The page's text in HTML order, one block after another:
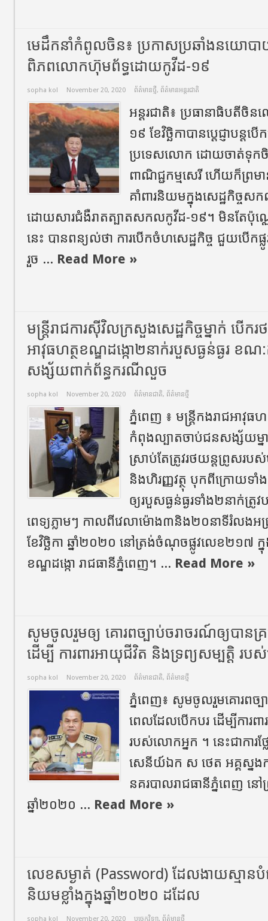
មេដឹកនាំកំពូលចិន៖ ប្រកាស​ប្រឆាំង​នយោបា
ពិភពលោក​ហ៊ុមព័ទ្ធ​ដោយ​កូ​វីដ​-១៩
sopha kol November 20, 2020 ព័ត៌មានថ្មី, ព័ត៌មានអន្តរជាតិ
អន្តរជាតិ៖ ​ប្រធានាធិបតីចិ
១៩ ខែវិច្ឆិកាបាន​ប្តេជ្ញា​បន្
ប្រទេស​លោក ​ដោយ​ចាត់ទុក​ចិ
ពាណិជ្ជកម្ម​សេរី ហើយក៏​ព្រ
គាំពារ​និយម​ក្នុង​សេដ្ឋកិច្ច​
ដោយសារ​ជំងឺ​រាតត្បាត​សកល​កូ​វីដ​-១៩​។ មិនតែប៉ុណ្
នេះ បានពន្យល់ថា ការបើកចំហ​សេដ្ឋកិច្ច ជួយ​បើក
រួច ... Read More »
មន្រ្តីរាជការស៊ីវិលក្រសួងសេដ្ឋកិច្ច​ម្នាក់​ បេីក
អាវុធហត្ថខណ្ឌដង្កោ២នាក់របួសធ្ងន់ធ្ងរ ខ
សង្ស័យពាក់ព័ន្ធករណីលួច
sopha kol November 20, 2020 ព័ត៌មានជាតិ, ព័ត៌មានថ្មី
ភ្នំពេញ​ ៖​ មន្ត្រីកងរាជអាវុ
កំពុងល្បាតចាប់ជនសង្ស័យម្
ស្រាប់តែត្រូវរថយន្តព្រូសរប
និងហិរញ្ញវត្ថុ បុកពីក្រោយ
ឲ្យរបួសធ្ងន់ធ្ងរទាំង២នាក់ត្រូ
ពេទ្យភ្លាមៗ​ កាលពីវេលាម៉ោង៣​និង២០នាទីរំលងអ
ខែវិច្ឆិកា ឆ្នាំ​២០២០ នៅត្រង់ចំណុចផ្លូវលេខ២១៧ ក្
ខណ្ឌដង្កោ រាជធានីភ្នំពេញ។ ... Read More »
សូមចូលរួមឲ្យ គោរពច្បាប់ចរាចរណ៍ឲ្យបានគ្
ដើម្បី ការពារអាយុជីវិត និងទ្រព្យសម្បត្តិ រ
sopha kol November 20, 2020 ព័ត៌មានជាតិ, ព័ត៌មានថ្មី
ភ្នំពេញ៖ សូមចូលរួមគោរពច្ប
ពេលដែលបើកបរ ដើម្បីការព
របស់លោកអ្នក ។ នេះជាការ
សេនីយ៍ឯក​ ស​ ថេត​ អគ្គស្នងក
នគរបាលរាជធានីភ្នំពេញ​ នៅព្
ឆ្នាំ២០២០​ ... Read More »
លេខសម្ងាត់ (Password) ដែលងាយស្មានបំ
និយមខ្លាំងក្នុងឆ្នាំ២០២០ ដដែល
sopha kol November 20, 2020 បច្ចេកវិទ្យា, ព័ត៌មានថ្មី